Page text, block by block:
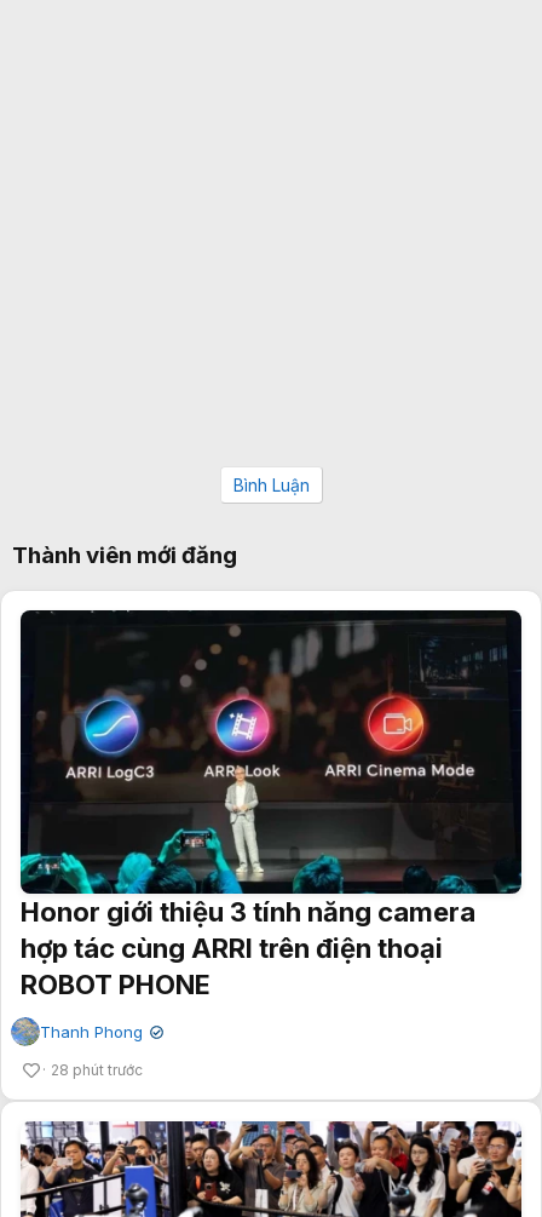
Bình Luận
Thành viên mới đăng
Honor giới thiệu 3 tính năng camera
hợp tác cùng ARRI trên điện thoại
ROBOT PHONE
Thanh Phong ✔
28 phút trước